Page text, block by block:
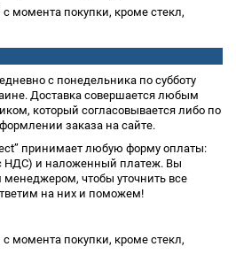
момента покупки, кроме стекл,
с понедельника по субботу
Доставка совершается любым
который согласовывается либо по
заказа на сайте.
принимает любую форму оплаты:
НДС) и наложенный платеж. Вы
чтобы уточнить все
на них и поможем!
момента покупки, кроме стекл,